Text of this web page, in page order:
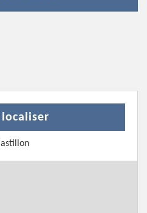
localiser